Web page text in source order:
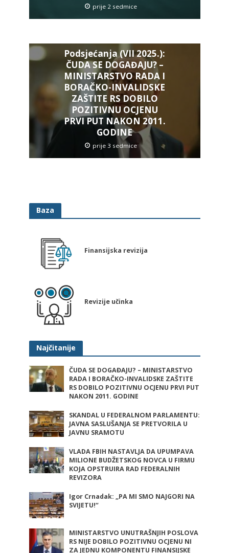
prije 2 sedmice
Podsjećanja (VII 2025.):
ČUDA SE DOGAĐAJU? –
MINISTARSTVO RADA I
BORAČKO-INVALIDSKE
ZAŠTITE RS DOBILO
POZITIVNU OCJENU
PRVI PUT NAKON 2011.
GODINE
prije 3 sedmice
Baza
Finansijska revizija
Revizije učinka
Najčitanije
ČUDA SE DOGAĐAJU? – MINISTARSTVO
RADA I BORAČKO-INVALIDSKE ZAŠTITE
RS DOBILO POZITIVNU OCJENU PRVI PUT
NAKON 2011. GODINE
SKANDAL U FEDERALNOM PARLAMENTU:
JAVNA SASLUŠANJA SE PRETVORILA U
JAVNU SRAMOTU
VLADA FBIH NASTAVLJA DA UPUMPAVA
MILIONE BUDŽETSKOG NOVCA U FIRMU
KOJA OPSTRUIRA RAD FEDERALNIH
REVIZORA
Igor Crnadak: „PA MI SMO NAJGORI NA
SVIJETU!“
MINISTARSTVO UNUTRAŠNJIH POSLOVA
RS NIJE DOBILO POZITIVNU OCJENU NI
ZA JEDNU KOMPONENTU FINANSIJSKE